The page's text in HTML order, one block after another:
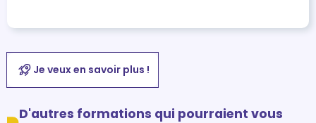
Je veux en savoir plus !
D'autres formations qui pourraient vous